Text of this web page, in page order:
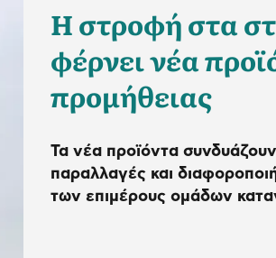
Η στροφή στα
φέρνει νέα
προμήθειας
Τα νέα προϊόντα
παραλλαγές και
των επιμέρους ομάδων